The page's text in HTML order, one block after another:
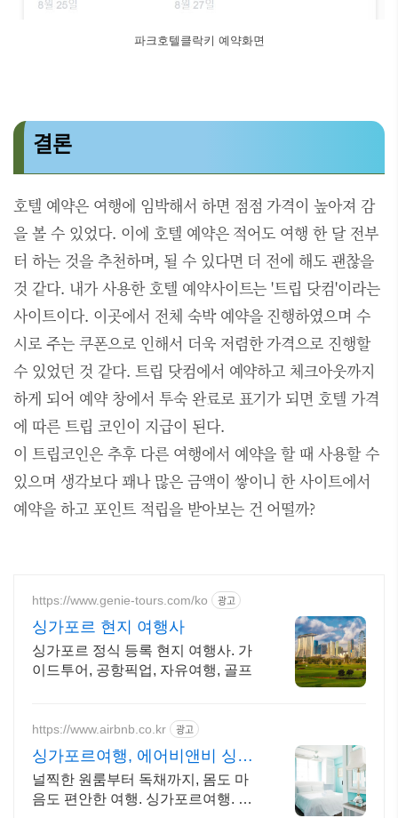
파크호텔클락키 예약화면
결론
호텔 예약은 여행에 임박해서 하면 점점 가격이 높아져 감
을 볼 수 있었다. 이에 호텔 예약은 적어도 여행 한 달 전부
터 하는 것을 추천하며, 될 수 있다면 더 전에 해도 괜찮을
것 같다. 내가 사용한 호텔 예약사이트는 '트립 닷컴'이라는
사이트이다. 이곳에서 전체 숙박 예약을 진행하였으며 수
시로 주는 쿠폰으로 인해서 더욱 저렴한 가격으로 진행할
수 있었던 것 같다. 트립 닷컴에서 예약하고 체크아웃까지
하게 되어 예약 창에서 투숙 완료로 표기가 되면 호텔 가격
에 따른 트립 코인이 지급이 된다.
이 트립코인은 추후 다른 여행에서 예약을 할 때 사용할 수
있으며 생각보다 꽤나 많은 금액이 쌓이니 한 사이트에서
예약을 하고 포인트 적립을 받아보는 건 어떨까?
https://www.genie-tours.com/ko 광고
싱가포르 현지 여행사
싱가포르 정식 등록 현지 여행사. 가
이드투어, 공항픽업, 자유여행, 골프
https://www.airbnb.co.kr 광고
싱가포르여행, 에어비앤비 싱가
포르에서 살아보기
널찍한 원룸부터 독채까지, 몸도 마
음도 편안한 여행. 싱가포르여행. 주